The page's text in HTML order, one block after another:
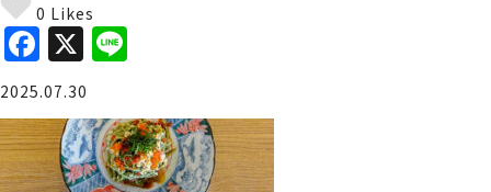
0 Likes
F
a
c
e
X
e
2025.07.30